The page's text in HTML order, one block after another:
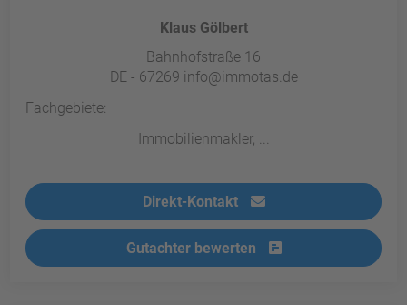
Klaus Gölbert
Bahnhofstraße 16
DE - 67269 info@immotas.de
Fachgebiete:
Immobilienmakler, ...
Direkt-Kontakt
Gutachter bewerten